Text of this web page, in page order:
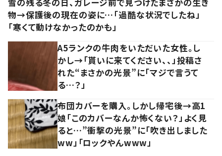
物→保護後の現在の姿に…「過酷な状況でしたね」
「寒くて動けなかったのかも」
A5ランクの牛肉をいただいた女性。し
かし→「貰いに来てください、、」投稿さ
れた“まさかの光景”に「マジで言うて
る…？」
布団カバーを購入。しかし帰宅後→高1
娘「このカバーなんか怖くない？」よく見
ると…”衝撃の光景”に「吹き出しました
ww」「ロックやんwww」